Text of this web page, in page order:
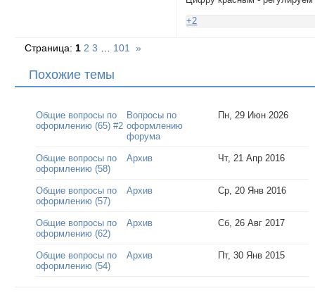
+2
Страница: 1 2 3 101 »
Похожие темы
Общие вопросы по
оформлению (65) #2
Вопросы по
оформлению
форума
Пн, 29 Июн 2026
Общие вопросы по
оформлению (58)
Архив Чт, 21 Апр 2016
Общие вопросы по
оформлению (57)
Архив Ср, 20 Янв 2016
Общие вопросы по
оформлению (62)
Архив Сб, 26 Авг 2017
Общие вопросы по
оформлению (54)
Архив Пт, 30 Янв 2015